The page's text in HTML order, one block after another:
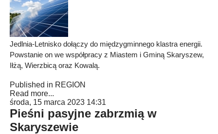
Jedlnia-Letnisko dołączy do międzygminnego klastra energii.
Powstanie on we współpracy z Miastem i Gminą Skaryszew,
Iłżą, Wierzbicą oraz Kowalą.
Published in REGION
Read more...
środa, 15 marca 2023 14:31
Pieśni pasyjne zabrzmią w
Skaryszewie